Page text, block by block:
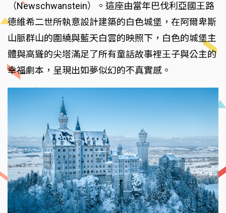
（Newschwanstein）。這座由當年巴伐利亞國王路
德維希二世所執意設計建築的白色城堡，在阿爾卑斯
山脈群山的圍繞與藍天白雲的映照下，白色的城堡主
體與高聳的尖塔滿足了所有童話故事裡王子與公主的
幸福劇本，呈現出如夢似幻的不真實感。